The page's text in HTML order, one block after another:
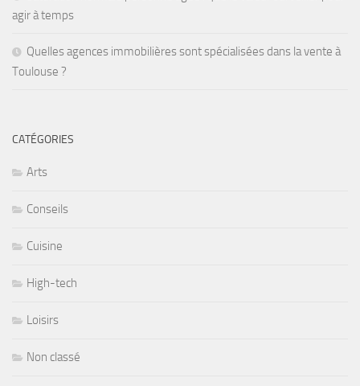
agir à temps
Quelles agences immobilières sont spécialisées dans la vente à
Toulouse ?
CATÉGORIES
Arts
Conseils
Cuisine
High-tech
Loisirs
Non classé